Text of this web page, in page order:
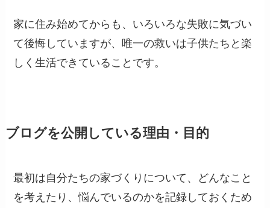
家に住み始めてからも、いろいろな失敗に気づい
て後悔していますが、唯一の救いは子供たちと楽
しく生活できていることです。
ブログを公開している理由・目的
最初は自分たちの家づくりについて、どんなこと
を考えたり、悩んでいるのかを記録しておくため